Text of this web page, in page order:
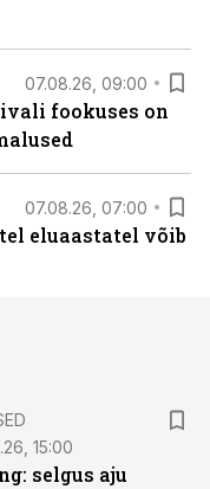
07.08.26, 09:00
fookuses on
07.08.26, 07:00
eluaastatel võib
15:00
selgus aju